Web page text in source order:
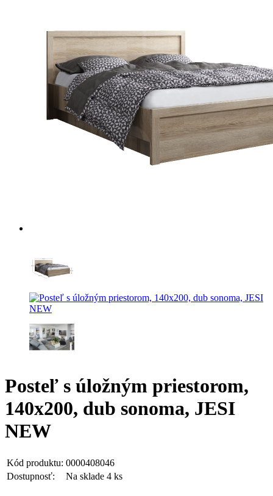
Posteľ s úložným priestorom,
140x200, dub sonoma, JESI
NEW
Kód produktu: 0000408046
Dostupnosť:
Na sklade 4 ks